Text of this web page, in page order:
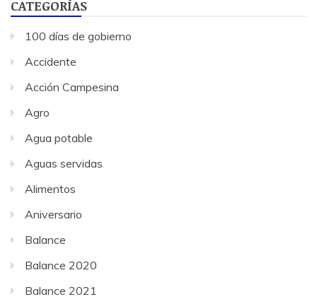
CATEGORÍAS
100 días de gobierno
Accidente
Acción Campesina
Agro
Agua potable
Aguas servidas
Alimentos
Aniversario
Balance
Balance 2020
Balance 2021